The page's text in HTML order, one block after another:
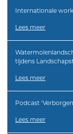
Internationale
Lees meer
tijdens
Lees meer
Podcast
Lees meer